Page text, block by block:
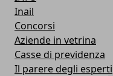
Inail
Concorsi
Aziende in vetrina
Casse di previdenza
Il parere degli esperti